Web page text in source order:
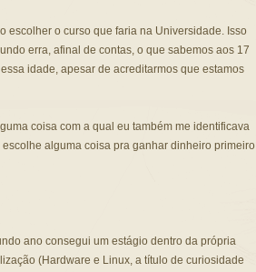
escolher o curso que faria na Universidade. Isso
erra, afinal de contas, o que sabemos aos 17
idade, apesar de acreditarmos que estamos
coisa com a qual eu também me identificava
alguma coisa pra ganhar dinheiro primeiro
ano consegui um estágio dentro da própria
(Hardware e Linux, a título de curiosidade